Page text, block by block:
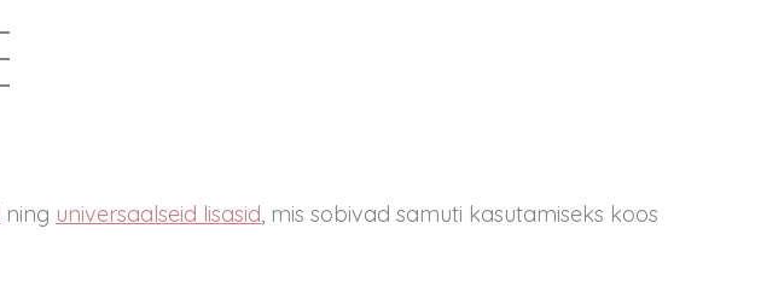
ning universaalseid lisasid, mis sobivad samuti kasutamiseks koos